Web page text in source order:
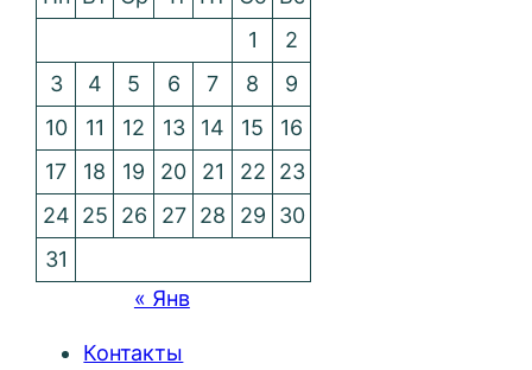
1
2
3
4 5 6 7 8
9
10
11 12 13 14 15
16
17
18 19 20 21 22
23
24 25 26 27 28 29
30
31
« Янв
Контакты